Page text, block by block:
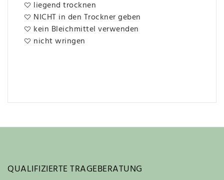
liegend trocknen
NICHT in den Trockner geben
kein Bleichmittel verwenden
nicht wringen
QUALIFIZIERTE TRAGEBERATUNG